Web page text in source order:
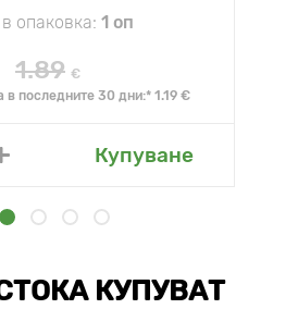
опаковка: 1 оп
1.89 €
в последните 30 дни:* 1.19 €
Купуване
КУПУВАТ